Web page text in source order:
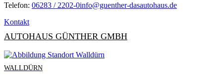
Telefon: 06283 / 2202-0info@guenther-dasautohaus.de
Kontakt
AUTOHAUS GÜNTHER GMBH
WALLDÜRN